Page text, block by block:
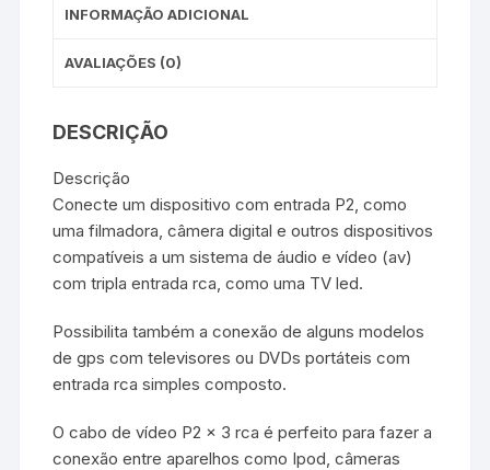
INFORMAÇÃO ADICIONAL
AVALIAÇÕES (0)
DESCRIÇÃO
Descrição
Conecte um dispositivo com entrada P2, como
uma filmadora, câmera digital e outros dispositivos
compatíveis a um sistema de áudio e vídeo (av)
com tripla entrada rca, como uma TV led.
Possibilita também a conexão de alguns modelos
de gps com televisores ou DVDs portáteis com
entrada rca simples composto.
O cabo de vídeo P2 x 3 rca é perfeito para fazer a
conexão entre aparelhos como Ipod, câmeras